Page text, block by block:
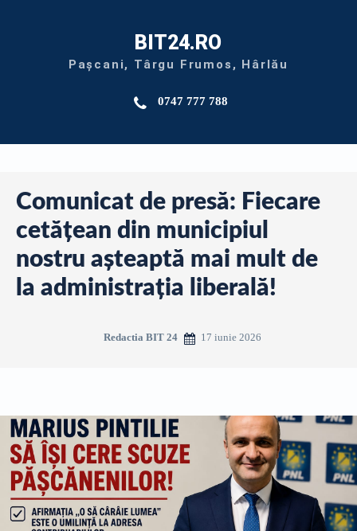
BIT24.RO
Pașcani, Târgu Frumos, Hârlău
0747 777 788
Comunicat de presă: Fiecare
cetățean din municipiul
nostru așteaptă mai mult de
la administrația liberală!
Redactia BIT 24 17 iunie 2026